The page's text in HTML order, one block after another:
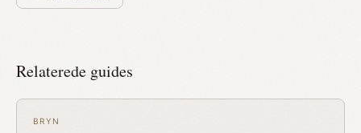
Relaterede guides
BRYN